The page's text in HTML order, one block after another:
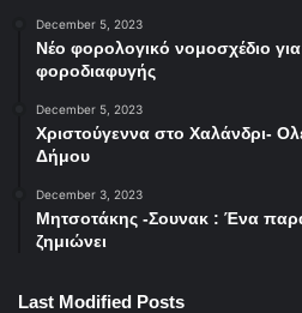
December 5, 2023
Νέο φορολογικό νομοσχέδιο
φοροδιαφυγής
December 5, 2023
Χριστούγεννα στο Χαλάνδρι-
Δήμου
December 3, 2023
Μητσοτάκης -Σουνακ : Ένα
ζημιώνει
Last Modified Posts